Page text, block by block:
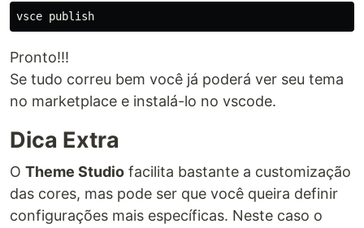
Pronto!!!
Se tudo correu bem você já poderá ver seu tema
no marketplace e instalá-lo no vscode.
Dica Extra
O Theme Studio facilita bastante a customização
das cores, mas pode ser que você queira definir
configurações mais específicas. Neste caso o